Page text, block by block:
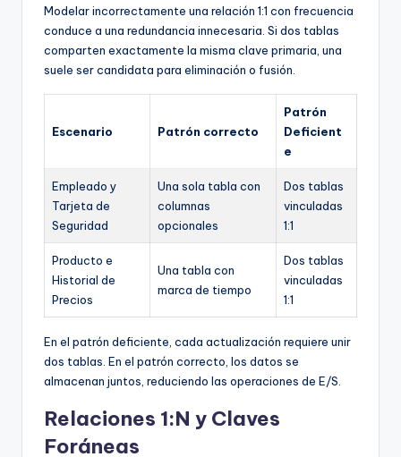
Modelar incorrectamente una relación 1:1 con frecuencia
conduce a una redundancia innecesaria. Si dos tablas
comparten exactamente la misma clave primaria, una
suele ser candidata para eliminación o fusión.
Escenario Patrón correcto
Patrón
Deficient
e
Empleado y
Tarjeta de
Seguridad
Una sola tabla con
columnas
opcionales
Dos tablas
vinculadas
1:1
Producto e
Historial de
Precios
Una tabla con
marca de tiempo
Dos tablas
vinculadas
1:1
En el patrón deficiente, cada actualización requiere unir
dos tablas. En el patrón correcto, los datos se
almacenan juntos, reduciendo las operaciones de E/S.
Relaciones 1:N y Claves
Foráneas